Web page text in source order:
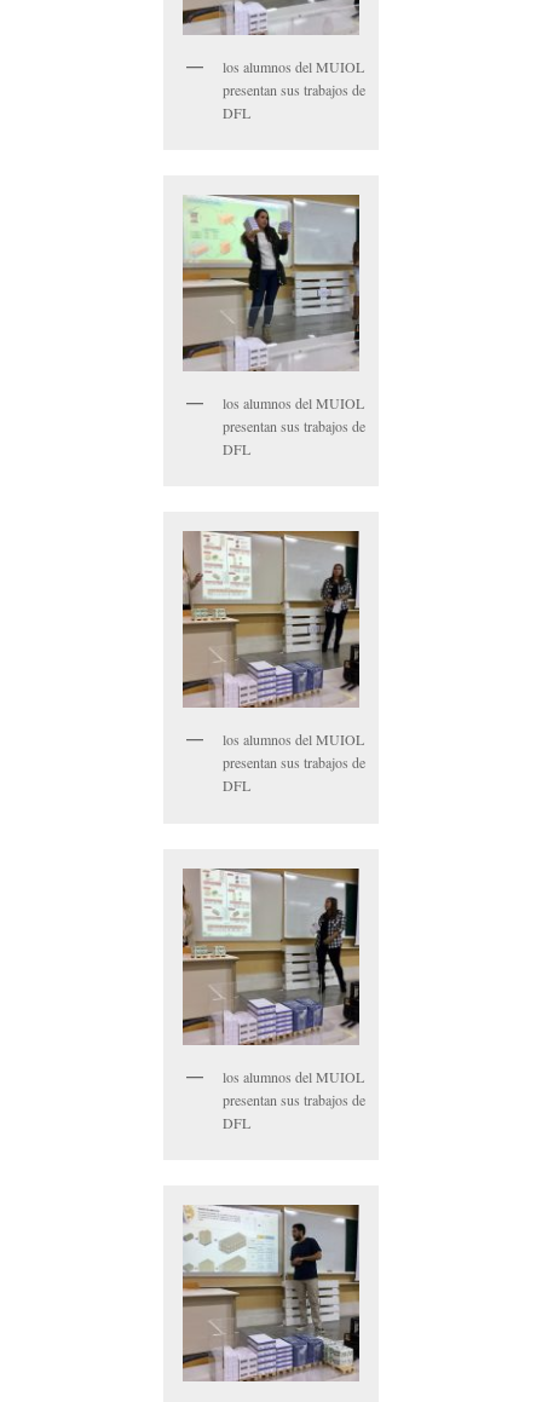
los alumnos del MUIOL
presentan sus trabajos de
DFL
los alumnos del MUIOL
presentan sus trabajos de
DFL
los alumnos del MUIOL
presentan sus trabajos de
DFL
los alumnos del MUIOL
presentan sus trabajos de
DFL